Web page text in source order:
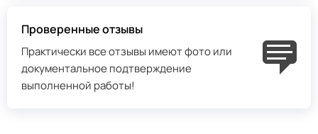
Проверенные отзывы
Практически все отзывы имеют фото или
документальное подтверждение
выполненной работы!